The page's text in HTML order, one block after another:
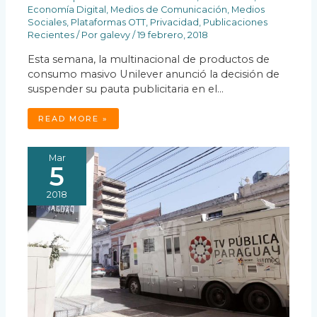
Economía Digital , Medios de Comunicación, Medios
Sociales, Plataformas OTT, Privacidad , Publicaciones
Recientes / Por galevy/19 febrero, 2018
Esta semana, la multinacional de productos de
consumo masivo Unilever anunció la decisión de
suspender su pauta publicitaria en el…
READ MORE »
Mar
5
2018